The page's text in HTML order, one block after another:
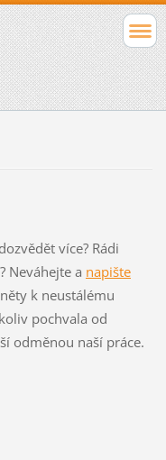
více? Rádi
Neváhejte a napište
k neustálému
pochvala od
odměnou naší práce.